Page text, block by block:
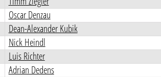
Oscar Denzau
Dean-Alexander Kubik
Nick Heindl
Luis Richter
Adrian Dedens